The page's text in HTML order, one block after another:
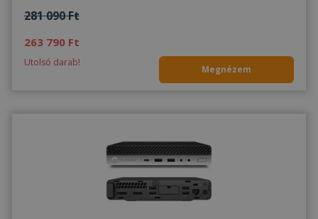
281 090 Ft
263 790 Ft
Utolsó darab!
Megnézem